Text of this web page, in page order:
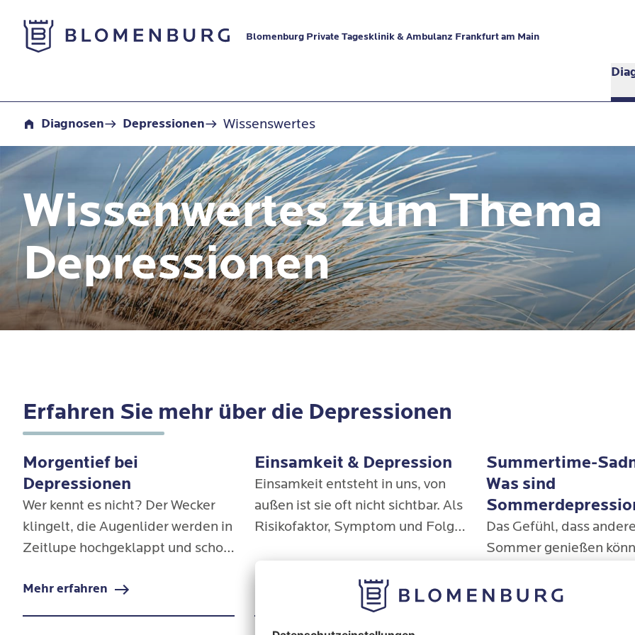
Zur Startseite
Blomenburg Private Tagesklinik & Ambulanz Frankfurt am Main
Diagnosen Depressionen Wissenswertes
Wissenwertes zum Thema
Depressionen
Erfahren Sie mehr über die Depressionen
Morgentief bei
Depressionen
Wer kennt es nicht? Der Wecker
klingelt, die Augenlider werden in
Zeitlupe hochgeklappt und schon
breit: „Was? Es kann doch nicht
schon wieder Morgen sein!“ Das
Mehr erfahren
Einsamkeit & Depression
Einsamkeit entsteht in uns, von
außen ist sie oft nicht sichtbar. Als
Risikofaktor, Symptom und Folge
Kreislauf-Erkrankungen ist es
umso wichtiger, dem Phänomen
Summertime-
Was sind
Das Gefühl, dass
Sommer genießen
empfinden kann,
Mehr erfahren